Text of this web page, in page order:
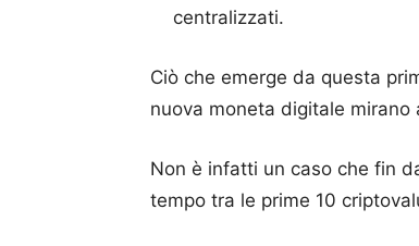
centralizzati.
Ciò che emerge da questa
nuova moneta digitale mirano
Non è infatti un caso che fin
tempo tra le prime 10